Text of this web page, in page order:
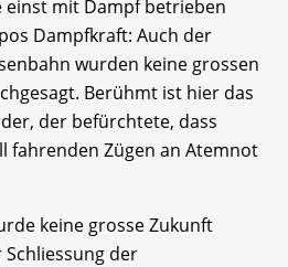
einst mit Dampf betrieben
Dampfkraft: Auch der
wurden keine grossen
Berühmt ist hier das
der befürchtete, dass
fahrenden Zügen an Atemnot
keine grosse Zukunft
der